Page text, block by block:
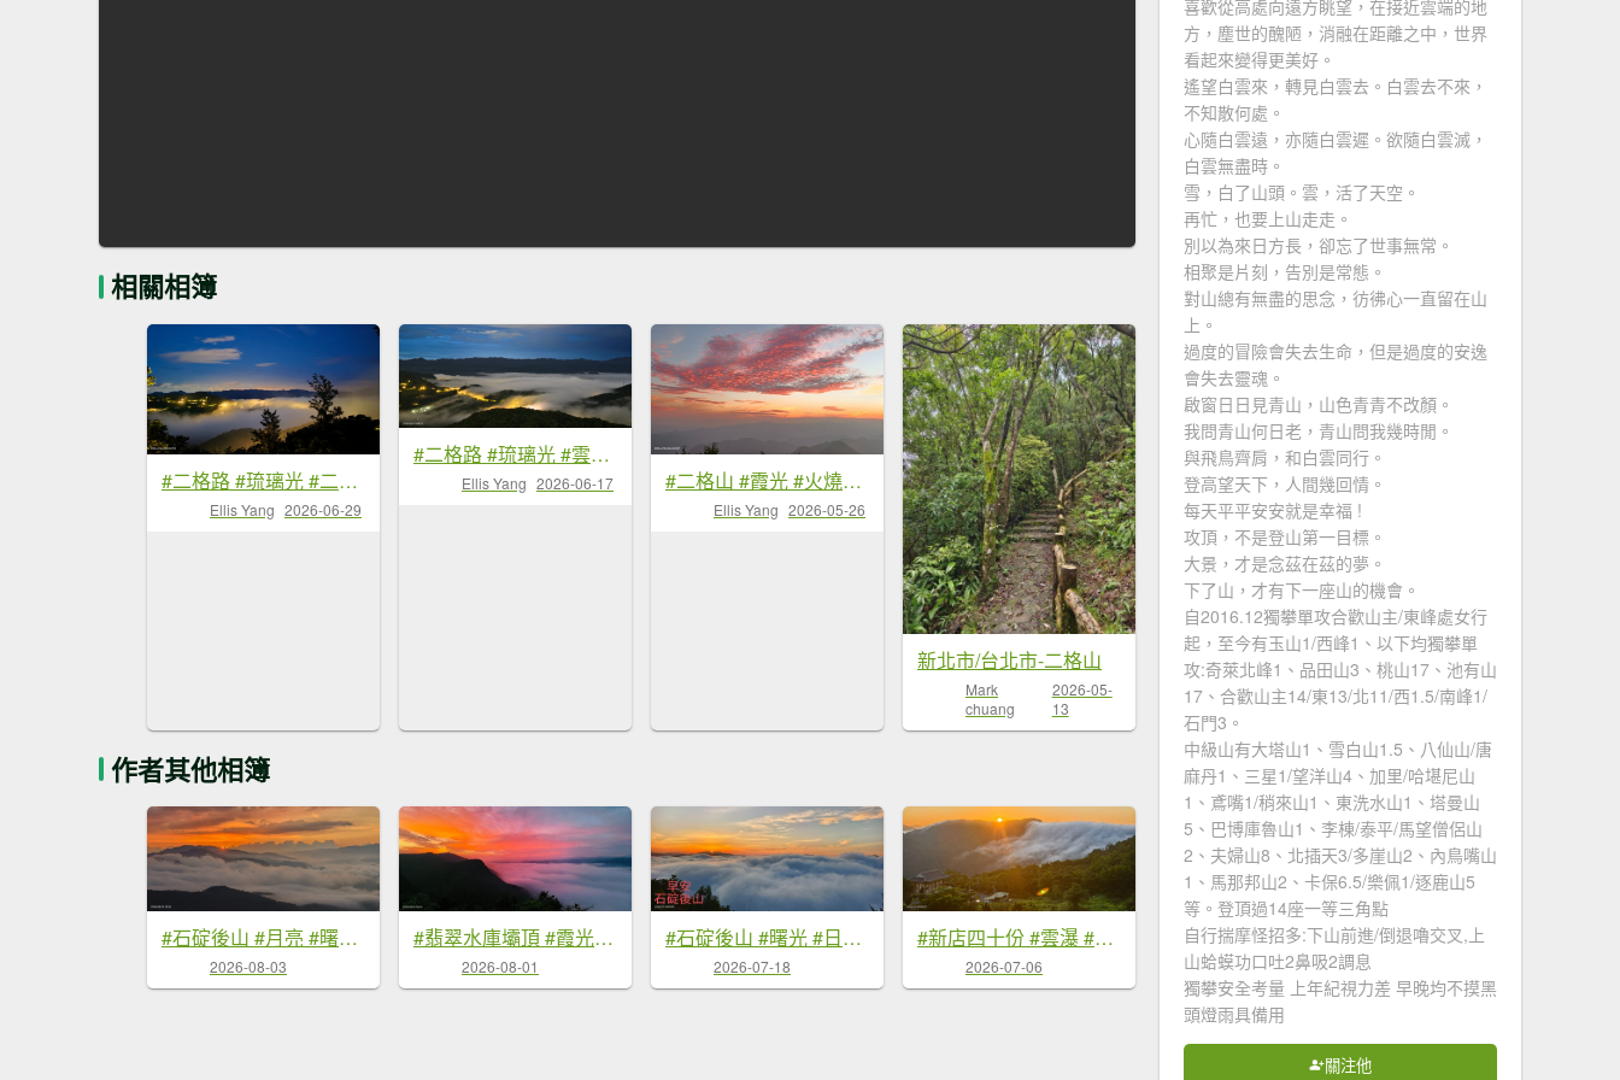
相關相簿
#二格路 #琉璃光 #二格山 #雲海流瀑 #日出 #火燒雲 6/29
Ellis Yang 2026-06-29
#二格路 #琉璃光 #雲瀑 #二格山 #雲海流瀑 #日出 6/17&18
Ellis Yang 2026-06-17 #二格山 #霞光 #火燒雲 #日出 #雲海 #漁人碼頭 #夕陽 5/26
Ellis Yang 2026-05-26
新北市/台北市-二格山
Mark
chuang
2026-05-
13
作者其他相簿
#石碇後山 #月亮 #曙光 #反燒 #日出 #雲海 8/3
2026-08-03
#翡翠水庫壩頂 #霞光 #火燒雲 #日出 #雲海 #山羌 8/1&5&6
2026-08-01
#石碇後山 #曙光 #日出 #雲海 7/18
2026-07-18
#新店四十份 #雲瀑 #翡翠水庫壩頂 #日出 #雲海 #觀音圈 7/6&7&19
2026-07-06
喜歡從高處向遠方眺望，在接近雲端的地
方，塵世的醜陋，消融在距離之中，世界
看起來變得更美好。
遙望白雲來，轉見白雲去。白雲去不來，
不知散何處。
心隨白雲遠，亦隨白雲遲。欲隨白雲滅，
白雲無盡時。
雪，白了山頭。雲，活了天空。
再忙，也要上山走走。
別以為來日方長，卻忘了世事無常。
相聚是片刻，告別是常態。
對山總有無盡的思念，彷彿心一直留在山
上。
過度的冒險會失去生命，但是過度的安逸
會失去靈魂。
啟窗日日見青山，山色青青不改顏。
我問青山何日老，青山問我幾時閒。
與飛鳥齊肩，和白雲同行。
登高望天下，人間幾回情。
每天平平安安就是幸福 !
攻頂，不是登山第一目標。
大景，才是念茲在茲的夢。
下了山，才有下一座山的機會。
自2016.12獨攀單攻合歡山主/東峰處女行
起，至今有玉山1/西峰1、以下均獨攀單
攻:奇萊北峰1、品田山3、桃山17、池有山
17、合歡山主14/東13/北11/西1.5/南峰1/
石門3。
中級山有大塔山1、雪白山1.5、八仙山/唐
麻丹1、三星1/望洋山4、加里/哈堪尼山
1、鳶嘴1/稍來山1、東洗水山1、塔曼山
5、巴博庫魯山1、李棟/泰平/馬望僧侶山
2、夫婦山8、北插天3/多崖山2、內鳥嘴山
1、馬那邦山2、卡保6.5/樂佩1/逐鹿山5
等。登頂過14座一等三角點
自行揣摩怪招多:下山前進/倒退嚕交叉,上
山蛤蟆功口吐2鼻吸2調息
獨攀安全考量 上年紀視力差 早晚均不摸黑
頭燈雨具備用
關注他